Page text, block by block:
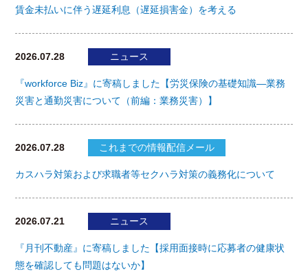
賃金未払いに伴う遅延利息（遅延損害金）を考える
2026.07.28 ニュース
『workforce Biz』に寄稿しました【労災保険の基礎知識―業務
災害と通勤災害について（前編：業務災害）】
2026.07.28 これまでの情報配信メール
カスハラ対策および求職者等セクハラ対策の義務化について
2026.07.21 ニュース
『月刊不動産』に寄稿しました【採用面接時に応募者の健康状
態を確認しても問題はないか】